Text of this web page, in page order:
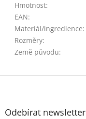
Hmotnost:
EAN:
Materiál/ingredience:
Rozměry:
Země původu:
Z
Odebírat newsletter